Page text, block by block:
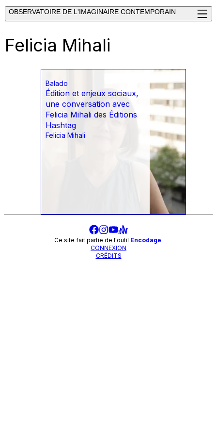
OBSERVATOIRE DE L'IMAGINAIRE CONTEMPORAIN
Felicia Mihali
Balado
Édition et enjeux sociaux,
une conversation avec
Felicia Mihali des Éditions
Hashtag
Felicia Mihali
Ce site fait partie de l'outil Encodage.
CONNEXION
CRÉDITS